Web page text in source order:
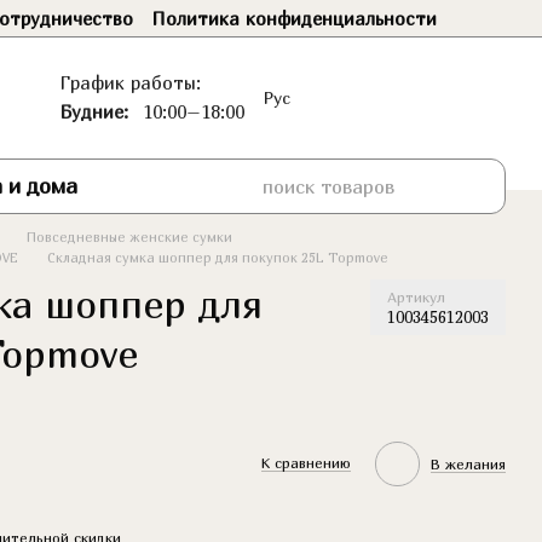
Политика конфиденциальности
График работы:
Будние:
10:00–18:00
Рус
и дома
Повседневные женские сумки
Складная сумка шоппер для покупок 25L Topmove
шоппер для
Артикул
100345612003
К сравнению В желания
скидки